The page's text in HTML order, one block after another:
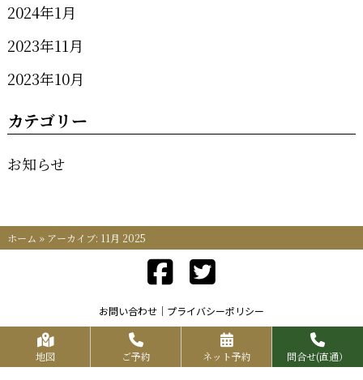
2024年1月
2023年11月
2023年10月
カテゴリー
お知らせ
ホーム » アーカイブ: 11月 2025
お問い合わせ プライバシーポリシー
Copyrights KR FOOD SERVICE All Rights Reserved.
地図 ご予約 ネット予約 問合せ(直通）